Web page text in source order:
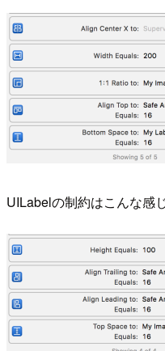
UILabelの制約はこんな感じ